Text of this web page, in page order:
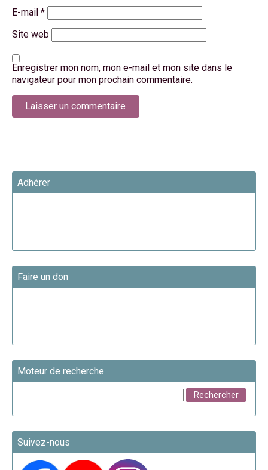
E-mail *
Site web
Enregistrer mon nom, mon e-mail et mon site dans le
navigateur pour mon prochain commentaire.
Adhérer
Faire un don
Moteur de recherche
Suivez-nous